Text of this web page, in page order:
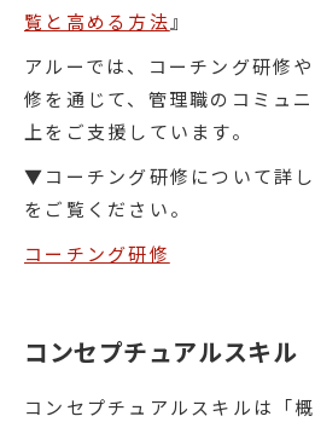
覧と高める方法 』
アルーでは、コーチング研修
修を通じて、管理職のコミュ
上をご支援しています。
▼コーチング研修について詳
をご覧ください。
コーチング研修
コンセプチュアルスキル
コンセプチュアルスキルは「